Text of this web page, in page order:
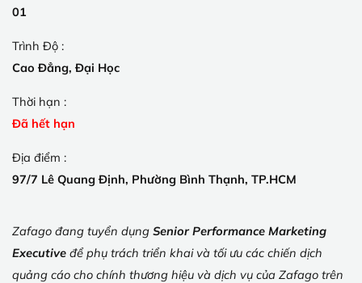
01
Trình Độ :
Cao Đẳng, Đại Học
Thời hạn :
Đã hết hạn
Địa điểm :
97/7 Lê Quang Định, Phường Bình Thạnh, TP.HCM
Zafago đang tuyển dụng Senior Performance Marketing
Executive để phụ trách triển khai và tối ưu các chiến dịch
quảng cáo cho chính thương hiệu và dịch vụ của Zafago trên